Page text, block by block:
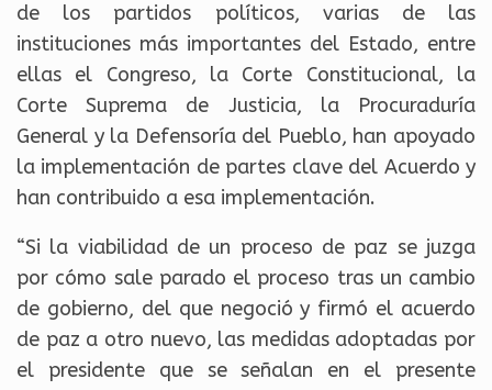
de los partidos políticos, varias de las
instituciones más importantes del Estado, entre
ellas el Congreso, la Corte Constitucional, la
Corte Suprema de Justicia, la Procuraduría
General y la Defensoría del Pueblo, han apoyado
la implementación de partes clave del Acuerdo y
han contribuido a esa implementación.
“Si la viabilidad de un proceso de paz se juzga
por cómo sale parado el proceso tras un cambio
de gobierno, del que negoció y firmó el acuerdo
de paz a otro nuevo, las medidas adoptadas por
el presidente que se señalan en el presente